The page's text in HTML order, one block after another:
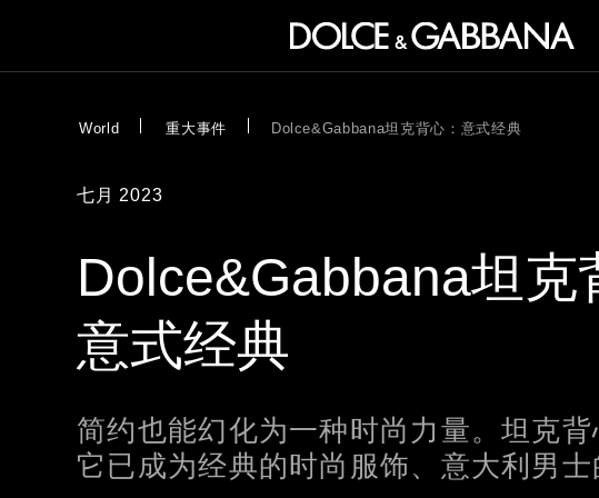
World 重大事件 Dolce&Gabbana坦克背心：意式经典
七月 2023
Dolce&Gabbana坦克
式经典
简约也能幻化为一种时尚力量。坦克背
它已成为经典的时尚服饰、意大利男士